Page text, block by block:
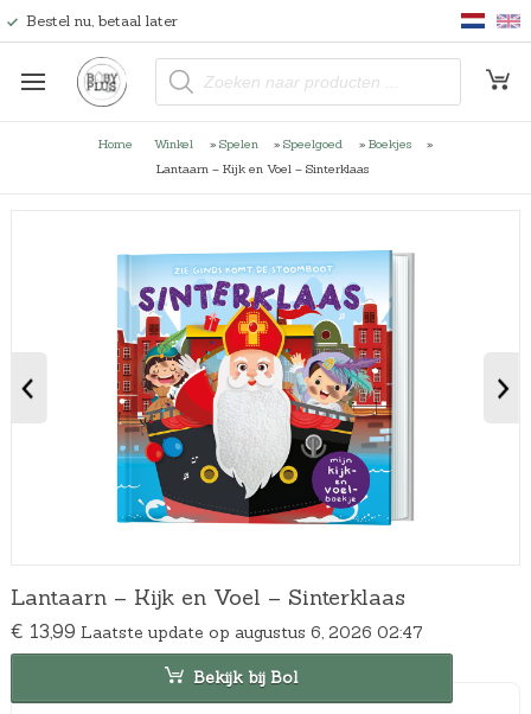
Bestel nu, betaal later
P
o
c
t
k
e
n
Home Winkel » Spelen » Speelgoed » Boekjes
»
Lantaarn – Kijk en Voel – Sinterklaas
Lantaarn – Kijk en Voel – Sinterklaas
€ 13,99 Laatste update op augustus 6, 2026 02:47
Bekijk bij Bol